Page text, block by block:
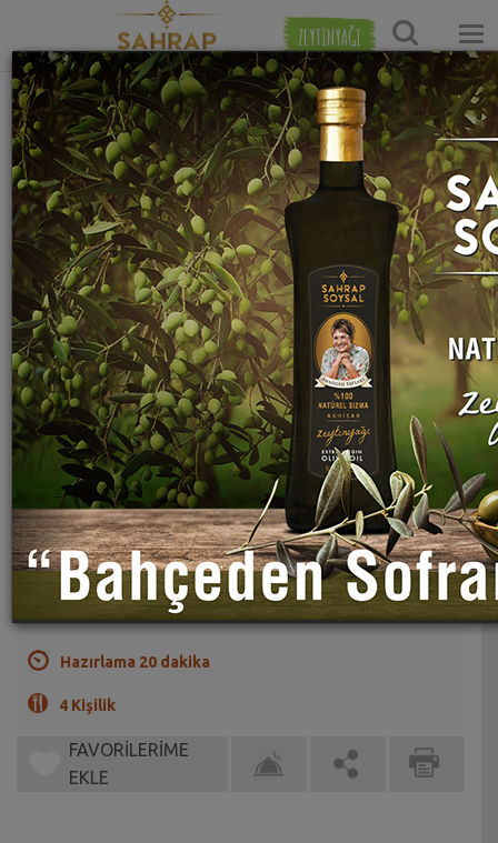
ZEYTİNYAĞI
Ana Sayfa Salata Tarifleri
Lorlu Bulgur Salatası Tarifi
Sahrap Soysal
Bu salata hem sağlıklı hem hafif hem de sizi uzun süre
tok tutar.
(0)
Hazırlama 20 dakika
4 Kişilik
FAVORİLERİME
EKLE